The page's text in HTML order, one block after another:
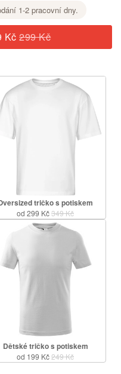
1-2 pracovní dny.
Kč299 Kč
tričko s potiskem
od 299 Kč349 Kč
Dětské tričko s potiskem
od 199 Kč249 Kč